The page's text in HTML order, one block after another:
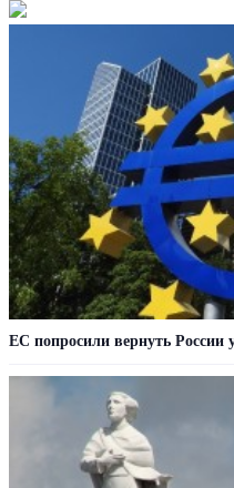
ЕС попросили вернуть